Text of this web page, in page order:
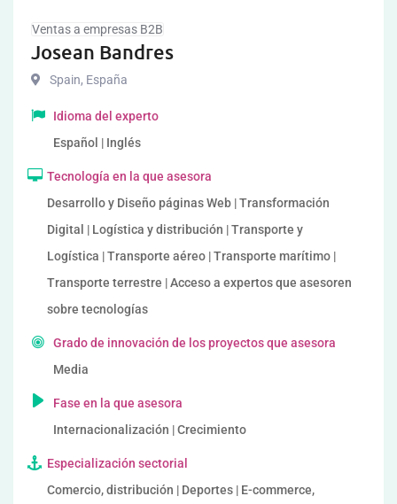
Ventas a empresas B2B
Josean Bandres
Spain, España
Idioma del experto
Español | Inglés
Tecnología en la que asesora
Desarrollo y Diseño páginas Web | Transformación
Digital | Logística y distribución | Transporte y
Logística | Transporte aéreo | Transporte marítimo |
Transporte terrestre | Acceso a expertos que asesoren
sobre tecnologías
Grado de innovación de los proyectos que asesora
Media
Fase en la que asesora
Internacionalización | Crecimiento
Especialización sectorial
Comercio, distribución | Deportes | E-commerce,